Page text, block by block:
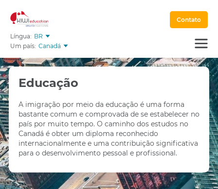
Língua: BR
Um país: Canadá
Contato
Educação
A imigração por meio da educação é uma forma
bastante comum e comprovada de se estabelecer no
país por muito tempo. O caminho dos estudos no
Canadá é obter um diploma reconhecido
internacionalmente e uma contribuição significativa
para o desenvolvimento pessoal e profissional.